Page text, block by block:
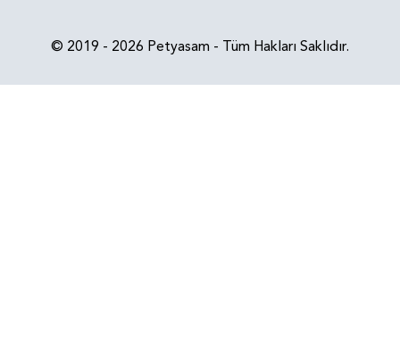
© 2019 - 2026 Petyasam - Tüm Hakları Saklıdır.